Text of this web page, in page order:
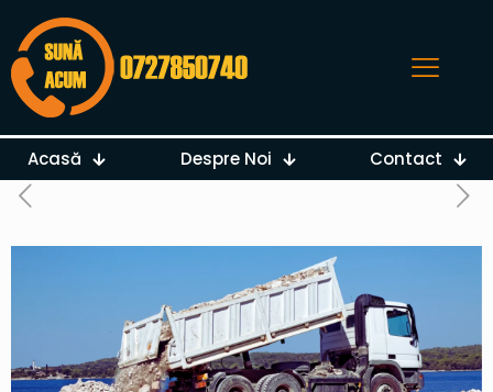
Acasă Despre Noi Contact